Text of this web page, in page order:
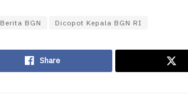
Berita BGN Dicopot Kepala BGN RI
Share